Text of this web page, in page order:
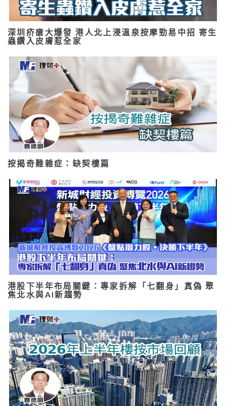
深圳疥瘡大爆發 港人北上浸溫泉按摩勁易中招 寄生
蟲鑽入皮膚惹全家
按揭奇難雜症：缺契樓篇
港股下半年布局關鍵：專家拆解「七翻身」真偽 聚
焦北水與AI新趨勢